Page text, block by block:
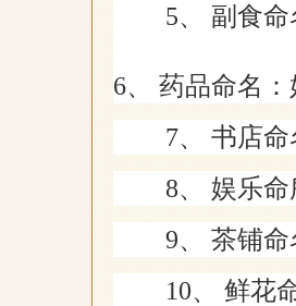
5、 副食命
6、 药品命名
7、 书店命
8、 娱乐命
9、 茶铺命
10、 鲜花命